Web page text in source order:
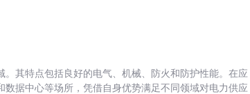
其特点包括良好的电气、机械、防火和防护性能。在应
据中心等场所，凭借自身优势满足不同领域对电力供应